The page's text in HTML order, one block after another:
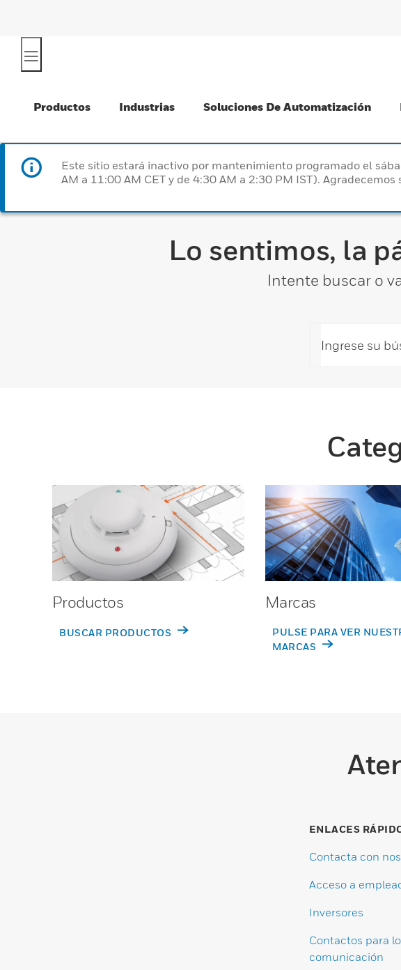
Productos Industrias Soluciones De Automatización
Este sitio estará inactivo por mantenimiento programado el
AM a 11:00 AM CET y de 4:30 AM a 2:30 PM IST).
Lo sentimos, la
Intente buscar o
Productos
BUSCAR PRODUCTOS
Marcas
PULSE PARA VER
MARCAS
ENLACES
Contacta con
Acceso a
Inversores
Contactos para
comunicación